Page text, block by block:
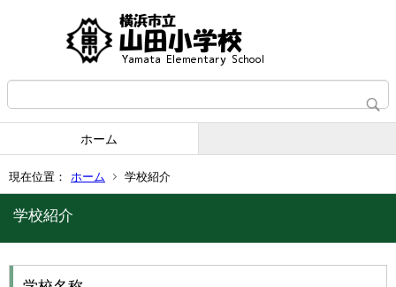
ホーム
現在位置： ホーム 学校紹介
学校紹介